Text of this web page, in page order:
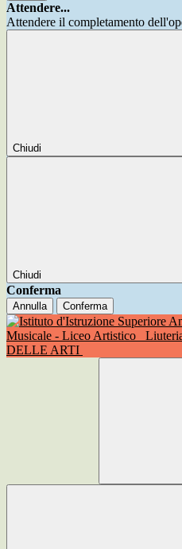
Attendere...
Attendere il completamento
Chiudi
Chiudi
Conferma
Annulla Conferma
Musicale - Liceo Artistico
DELLE ARTI